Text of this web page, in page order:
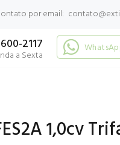
por email:
2117
a Sexta
1,0cv